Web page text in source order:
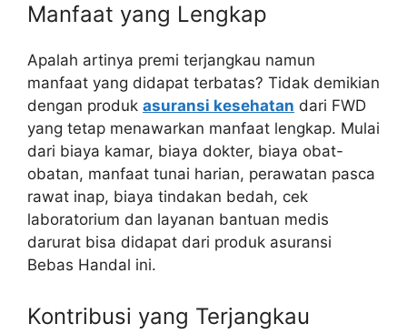
Manfaat yang Lengkap
Apalah artinya premi terjangkau namun
manfaat yang didapat terbatas? Tidak demikian
dengan produk asuransi kesehatan dari FWD
yang tetap menawarkan manfaat lengkap. Mulai
dari biaya kamar, biaya dokter, biaya obat-
obatan, manfaat tunai harian, perawatan pasca
rawat inap, biaya tindakan bedah, cek
laboratorium dan layanan bantuan medis
darurat bisa didapat dari produk asuransi
Bebas Handal ini.
Kontribusi yang Terjangkau